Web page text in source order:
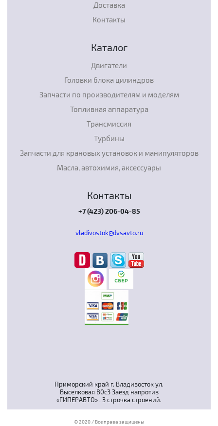
Приморский край г. Владивосток ул.
Выселковая 80с3 Заезд напротив
«ГИПЕРАВТО» , 3 строчка строений.
© 2020 / Все права защищены
Доставка
Контакты
Каталог
Двигатели
Головки блока цилиндров
Запчасти по производителям и моделям
Топливная аппаратура
Трансмиссия
Турбины
Запчасти для крановых установок и манипуляторов
Масла, автохимия, аксессуары
Контакты
+7 (423) 206-04-85
vladivostok@dvsavto.ru